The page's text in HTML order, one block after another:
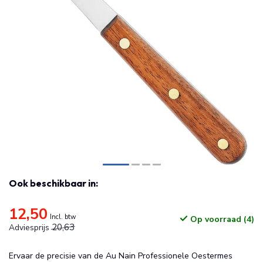
Ook beschikbaar in:
12,50 Incl. btw
Adviesprijs 20,63
Op voorraad (4)
Ervaar de precisie van de Au Nain Professionele Oestermes